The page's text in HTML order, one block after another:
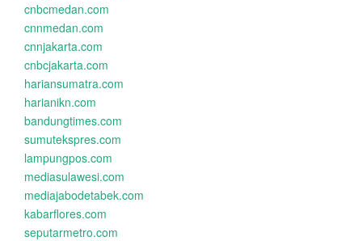
cnbcmedan.com
cnnmedan.com
cnnjakarta.com
cnbcjakarta.com
hariansumatra.com
harianikn.com
bandungtimes.com
sumutekspres.com
lampungpos.com
mediasulawesi.com
mediajabodetabek.com
kabarflores.com
seputarmetro.com